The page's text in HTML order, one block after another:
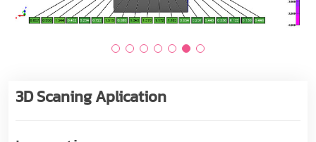
3D Scaning Aplication